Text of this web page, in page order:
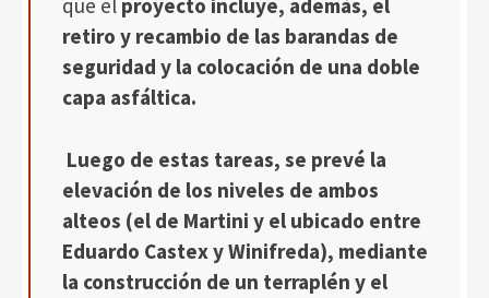
que el proyecto incluye, además, el
retiro y recambio de las barandas de
seguridad y la colocación de una doble
capa asfáltica.
Luego de estas tareas, se prevé la
elevación de los niveles de ambos
alteos (el de Martini y el ubicado entre
Eduardo Castex y Winifreda), mediante
la construcción de un terraplén y el